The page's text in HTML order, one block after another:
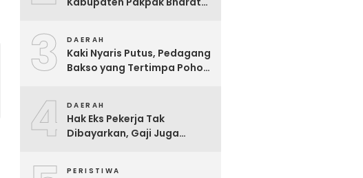
dan Budaya
3 DAERAH
Kaki Nyaris Putus, Pedagang
Bakso yang Tertimpa Pohon
4 DAERAH
Hak Eks Pekerja Tak
Dibayarkan, Gaji Juga
PERISTIWA